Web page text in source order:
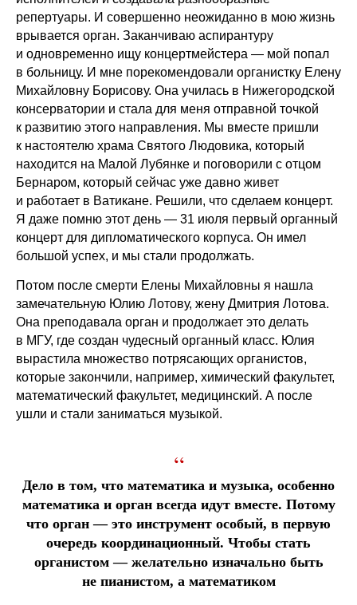
репертуары. И совершенно неожиданно в мою жизнь
врывается орган. Заканчиваю аспирантуру
и одновременно ищу концертмейстера — мой попал
в больницу. И мне порекомендовали органистку Елену
Михайловну Борисову. Она училась в Нижегородской
консерватории и стала для меня отправной точкой
к развитию этого направления. Мы вместе пришли
к настоятелю храма Святого Людовика, который
находится на Малой Лубянке и поговорили с отцом
Бернаром, который сейчас уже давно живет
и работает в Ватикане. Решили, что сделаем концерт.
Я даже помню этот день — 31 июля первый органный
концерт для дипломатического корпуса. Он имел
большой успех, и мы стали продолжать.
Потом после смерти Елены Михайловны я нашла
замечательную Юлию Лотову, жену Дмитрия Лотова.
Она преподавала орган и продолжает это делать
в МГУ, где создан чудесный органный класс. Юлия
вырастила множество потрясающих органистов,
которые закончили, например, химический факультет,
математический факультет, медицинский. А после
ушли и стали заниматься музыкой.
“
Дело в том, что математика и музыка, особенно
математика и орган всегда идут вместе. Потому
что орган — это инструмент особый, в первую
очередь координационный. Чтобы стать
органистом — желательно изначально быть
не пианистом, а математиком